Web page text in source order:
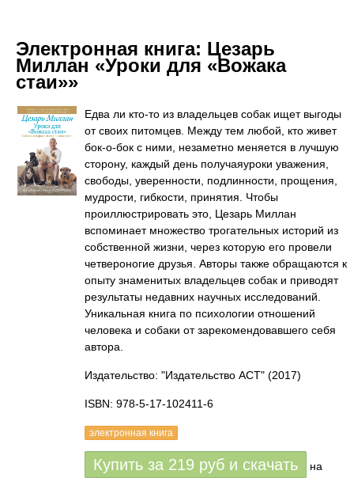
Электронная книга: Цезарь
Миллан «Уроки для «Вожака
стаи»»
Едва ли кто-то из владельцев собак ищет выгоды
от своих питомцев. Между тем любой, кто живет
бок-о-бок с ними, незаметно меняется в лучшую
сторону, каждый день получаяуроки уважения,
свободы, уверенности, подлинности, прощения,
мудрости, гибкости, принятия. Чтобы
проиллюстрировать это, Цезарь Миллан
вспоминает множество трогательных историй из
собственной жизни, через которую его провели
четвероногие друзья. Авторы также обращаются к
опыту знаменитых владельцев собак и приводят
результаты недавних научных исследований.
Уникальная книга по психологии отношений
человека и собаки от зарекомендовавшего себя
автора.
Издательство: "Издательство АСТ" (2017)
ISBN: 978-5-17-102411-6
электронная книга
Купить за 219 руб и скачать
на